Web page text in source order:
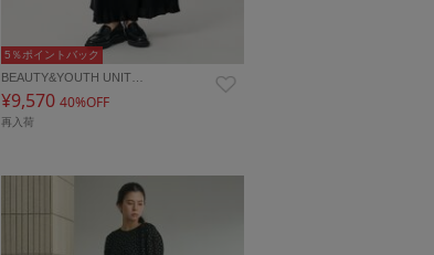
5％ポイントバック
BEAUTY&YOUTH UNIT…
¥9,570 40%OFF
再入荷